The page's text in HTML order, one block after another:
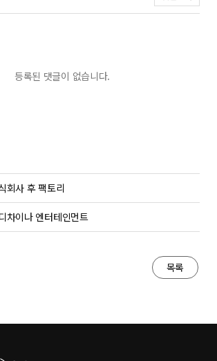
등록된 댓글이 없습니다.
회사 후 팩토리
차이나 엔터테인먼트
목록